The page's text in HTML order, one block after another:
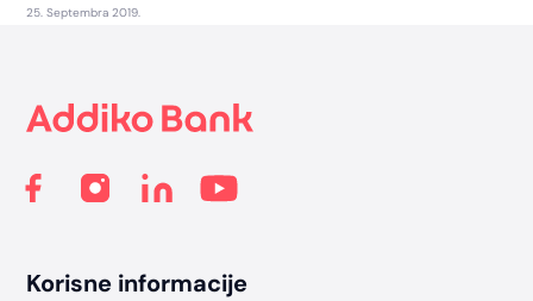
25. Septembra 2019.
Korisne informacije